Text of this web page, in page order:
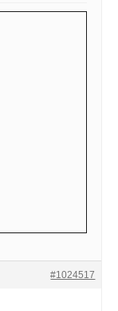
#1024517